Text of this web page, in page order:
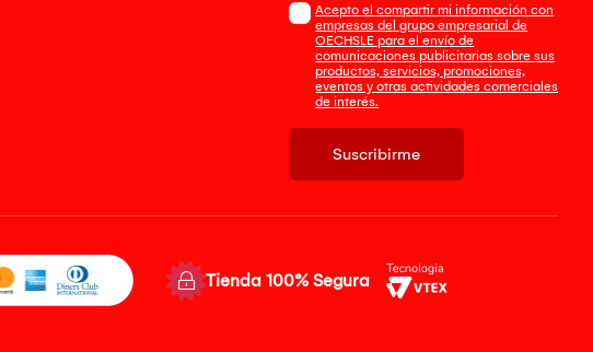
Acepto el compartir mi información con
empresas del grupo empresarial de
OECHSLE para el envío de
comunicaciones publicitarias sobre sus
productos, servicios, promociones,
eventos y otras actividades comerciales
de interés.
Suscribirme
Tienda 100% Segura